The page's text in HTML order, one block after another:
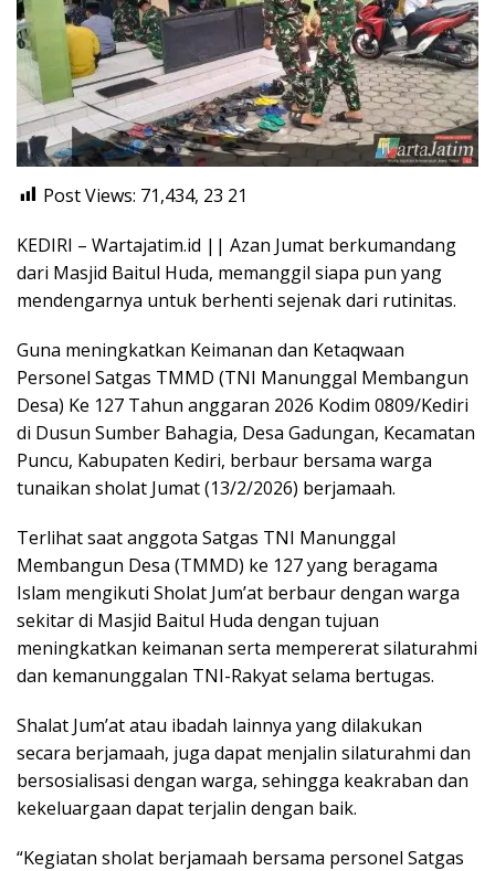
Post Views: 71,434, 23 21
KEDIRI – Wartajatim.id || Azan Jumat berkumandang
dari Masjid Baitul Huda, memanggil siapa pun yang
mendengarnya untuk berhenti sejenak dari rutinitas.
Guna meningkatkan Keimanan dan Ketaqwaan
Personel Satgas TMMD (TNI Manunggal Membangun
Desa) Ke 127 Tahun anggaran 2026 Kodim 0809/Kediri
di Dusun Sumber Bahagia, Desa Gadungan, Kecamatan
Puncu, Kabupaten Kediri, berbaur bersama warga
tunaikan sholat Jumat (13/2/2026) berjamaah.
Terlihat saat anggota Satgas TNI Manunggal
Membangun Desa (TMMD) ke 127 yang beragama
Islam mengikuti Sholat Jum’at berbaur dengan warga
sekitar di Masjid Baitul Huda dengan tujuan
meningkatkan keimanan serta mempererat silaturahmi
dan kemanunggalan TNI-Rakyat selama bertugas.
Shalat Jum’at atau ibadah lainnya yang dilakukan
secara berjamaah, juga dapat menjalin silaturahmi dan
bersosialisasi dengan warga, sehingga keakraban dan
kekeluargaan dapat terjalin dengan baik.
“Kegiatan sholat berjamaah bersama personel Satgas